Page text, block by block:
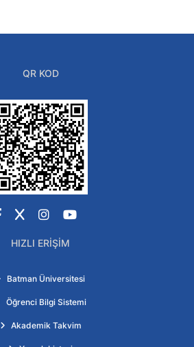
QR KOD
Facebook
X Instagram
YouTube
HIZLI ERIŞIM
Batman Üniversitesi
Öğrenci Bilgi Sistemi
Akademik Takvim